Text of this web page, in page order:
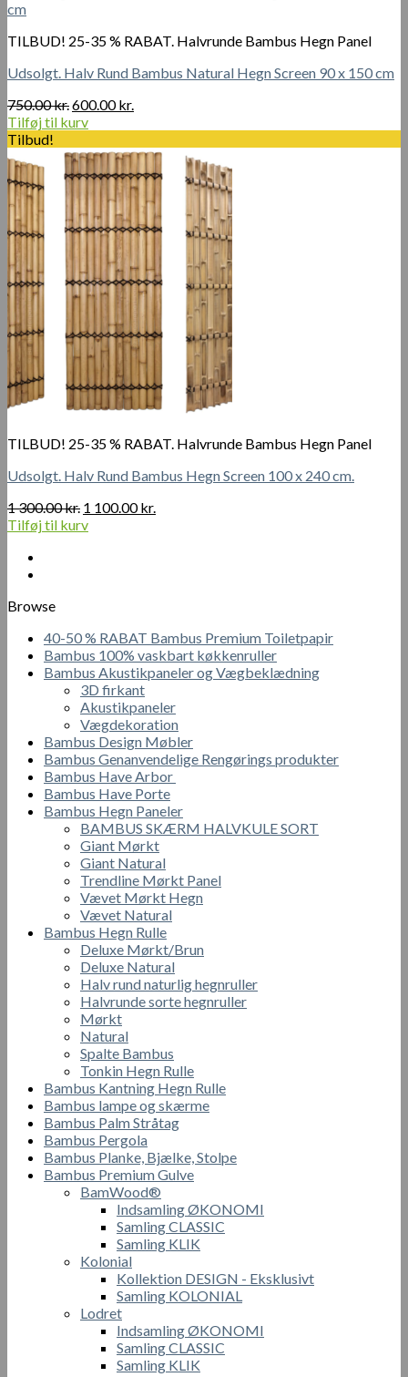
TILBUD! 25-35 % RABAT. Halvrunde Bambus Hegn Panel
Udsolgt. Halv Rund Bambus Natural Hegn Screen 90 x 150 cm
750.00kr.Den
oprindelige
var:
750.00 kr..
600.00kr.
er:
600.00 kr..
Tilføj til kurv
Tilbud!
TILBUD! 25-35 % RABAT. Halvrunde Bambus Hegn Panel
Udsolgt. Halv Rund Bambus Hegn Screen 100 x 240 cm.
1 300.00kr. Den
oprindelige
1 100.00kr.
Tilføj til kurv
Browse
40-50 % RABAT Bambus Premium Toiletpapir
Bambus 100% vaskbart køkkenruller
Bambus Akustikpaneler og Vægbeklædning
3D firkant
Akustikpaneler
Vægdekoration
Bambus Design Møbler
Bambus Genanvendelige Rengørings produkter
Bambus Have Arbor
Bambus Have Porte
Bambus Hegn Paneler
BAMBUS SKÆRM HALVKULE SORT
Giant Mørkt
Giant Natural
Trendline Mørkt Panel
Vævet Mørkt Hegn
Vævet Natural
Bambus Hegn Rulle
Deluxe Mørkt/Brun
Deluxe Natural
Halv rund naturlig hegnruller
Halvrunde sorte hegnruller
Mørkt
Natural
Spalte Bambus
Tonkin Hegn Rulle
Bambus Kantning Hegn Rulle
Bambus lampe og skærme
Bambus Palm Stråtag
Bambus Pergola
Bambus Planke, Bjælke, Stolpe
Bambus Premium Gulve
BamWood®
Indsamling ØKONOMI
Samling CLASSIC
Samling KLIK
Kolonial
Kollektion DESIGN - Eksklusivt
Samling KOLONIAL
Lodret
Indsamling ØKONOMI
Samling CLASSIC
Samling KLIK